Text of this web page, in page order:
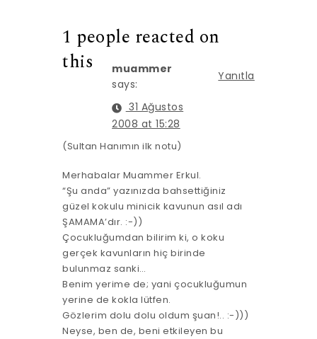
1 people reacted on
this
Yanıtla
muammer
says:
31 Ağustos
2008 at 15:28
(Sultan Hanımın ilk notu)
Merhabalar Muammer Erkul.
“Şu anda” yazınızda bahsettiğiniz
güzel kokulu minicik kavunun asıl adı
ŞAMAMA’dır. :-))
Çocukluğumdan bilirim ki, o koku
gerçek kavunların hiç birinde
bulunmaz sanki…
Benim yerime de; yani çocukluğumun
yerine de kokla lütfen.
Gözlerim dolu dolu oldum şuan!.. :-)))
Neyse, ben de, beni etkileyen bu